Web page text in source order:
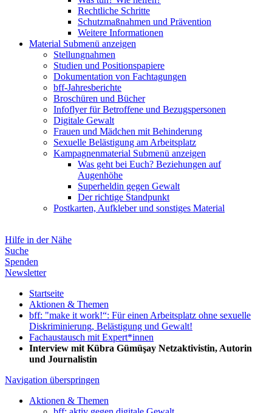
Rechtliche Schritte
Schutzmaßnahmen und Prävention
Weitere Informationen
Material Submenü anzeigen
Stellungnahmen
Studien und Positionspapiere
Dokumentation von Fachtagungen
bff-Jahresberichte
Broschüren und Bücher
Infoflyer für Betroffene und Bezugspersonen
Digitale Gewalt
Frauen und Mädchen mit Behinderung
Sexuelle Belästigung am Arbeitsplatz
Kampagnenmaterial Submenü anzeigen
Was geht bei Euch? Beziehungen auf
Augenhöhe
Superheldin gegen Gewalt
Der richtige Standpunkt
Postkarten, Aufkleber und sonstiges Material
Hilfe in der Nähe
Suche
Spenden
Newsletter
Startseite
Aktionen & Themen
bff: "make it work!“: Für einen Arbeitsplatz ohne sexuelle
Diskriminierung, Belästigung und Gewalt!
Fachaustausch mit Expert*innen
Interview mit Kübra Gümüşay Netzaktivistin, Autorin
und Journalistin
Navigation überspringen
Aktionen & Themen